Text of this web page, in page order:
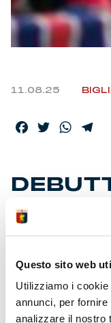
Questo sito web
Utilizziamo i
annunci, per
analizzare il nostro
11.08.25
Facebook
Twitter
ITALIA,
• Ingresso
‘25/26
•Biglietti